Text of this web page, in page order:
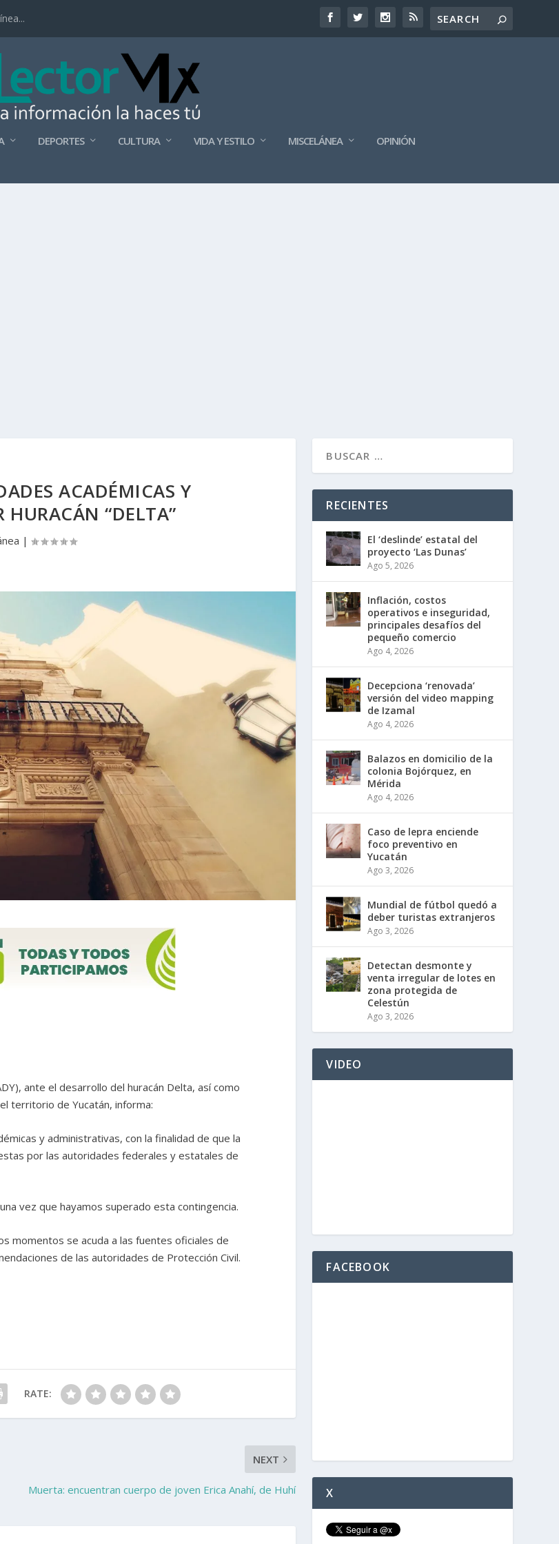
DEPORTES CULTURA VIDA Y ESTILO MISCELÁNEA OPINIÓN
ACADÉMICAS Y
“DELTA”
|
ante el desarrollo del huracán Delta, así como
territorio de Yucatán, informa:
y administrativas, con la finalidad de que la
por las autoridades federales y estatales de
vez que hayamos superado esta contingencia.
momentos se acuda a las fuentes oficiales de
de las autoridades de Protección Civil.
RATE:
NEXT
Muerta: encuentran cuerpo de joven Erica Anahí, de Huhí
RECIENTES
El ‘deslinde’ estatal del
proyecto ‘Las Dunas’
Ago 5, 2026
Inflación, costos
operativos e inseguridad,
principales desafíos del
pequeño comercio
Ago 4, 2026
Decepciona ‘renovada’
versión del video mapping
de Izamal
Ago 4, 2026
Balazos en domicilio de la
colonia Bojórquez, en
Mérida
Ago 4, 2026
Caso de lepra enciende
foco preventivo en
Yucatán
Ago 3, 2026
Mundial de fútbol quedó a
deber turistas extranjeros
Ago 3, 2026
Detectan desmonte y
venta irregular de lotes en
zona protegida de
Celestún
Ago 3, 2026
VIDEO
FACEBOOK
X